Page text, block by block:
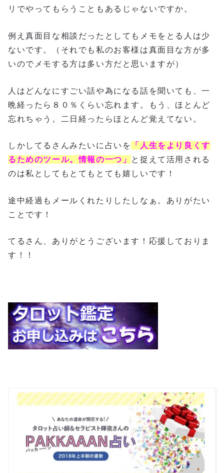
リでやってもらうこともあるじゃないですか。
例え真面目な相談だったとしてもメモをとる人は少
ないです。（それでも私のお客様は真面目な方が多
いのでメモする方は多い方だと思いますが）
人はどんなにすごい話や為になる話を聞いても、一
晩経ったら８０％くらい忘れます。もう、ほとんど
忘れちゃう。二日経ったらほとんど覚えてない。
しかしてるさんみたいに占いを
「人生をより良くす
るためのツール。情報の一つ」 と捉えて活用される
のは私としてもとてもとても嬉しいです！
途中経過もメールくれたりしたしなぁ。ありがたい
ことです！
てるさん、ありがとうございます！応援しておりま
す！！